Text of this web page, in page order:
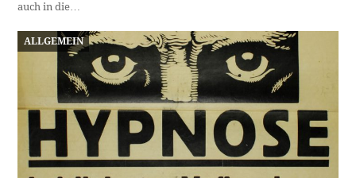
auch in die…
ALLGEMEIN